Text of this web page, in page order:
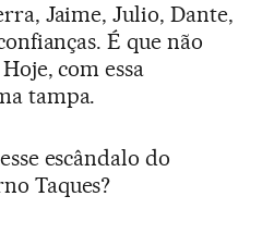
Jaime, Julio, Dante,
É que não
com essa
tampa.
escândalo do
Taques?